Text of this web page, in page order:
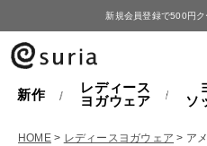
新規会員登録で500円ク
新作
レディース
ヨガウェア
ソ
HOME レディースヨガウェア ア